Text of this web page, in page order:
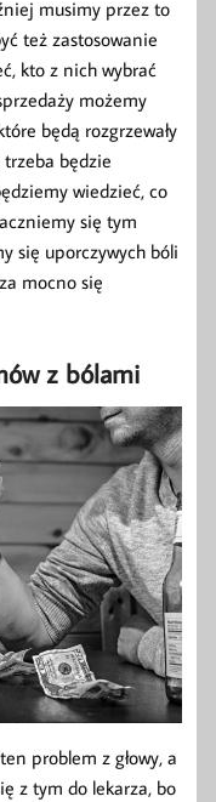
musimy przez to
też zastosowanie
kto z nich wybrać
możemy
będą rozgrzewały
trzeba będzie
wiedzieć, co
się tym
się uporczywych bóli
mocno się
z bólami
problem z głowy, a
z tym do lekarza, bo